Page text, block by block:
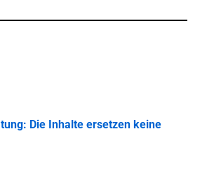
Die Inhalte ersetzen keine